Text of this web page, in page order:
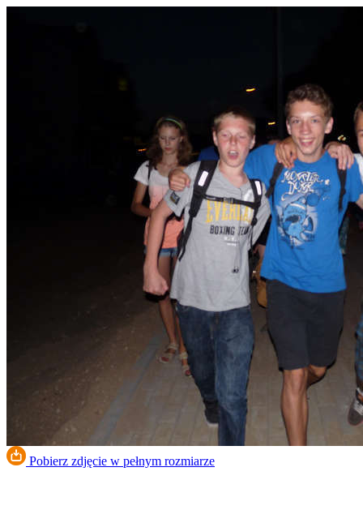
Pobierz zdjęcie w pełnym rozmiarze